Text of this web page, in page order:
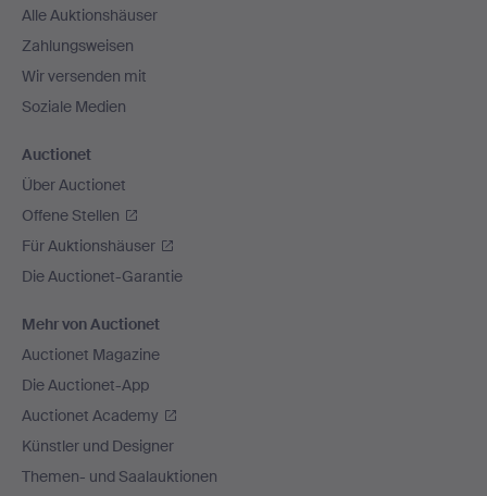
Alle Auktionshäuser
Zahlungsweisen
Wir versenden mit
Soziale Medien
Auctionet
Über Auctionet
Offene Stellen
Für Auktionshäuser
Die Auctionet-Garantie
Mehr von Auctionet
Auctionet Magazine
Die Auctionet-App
Auctionet Academy
Künstler und Designer
Themen- und Saalauktionen